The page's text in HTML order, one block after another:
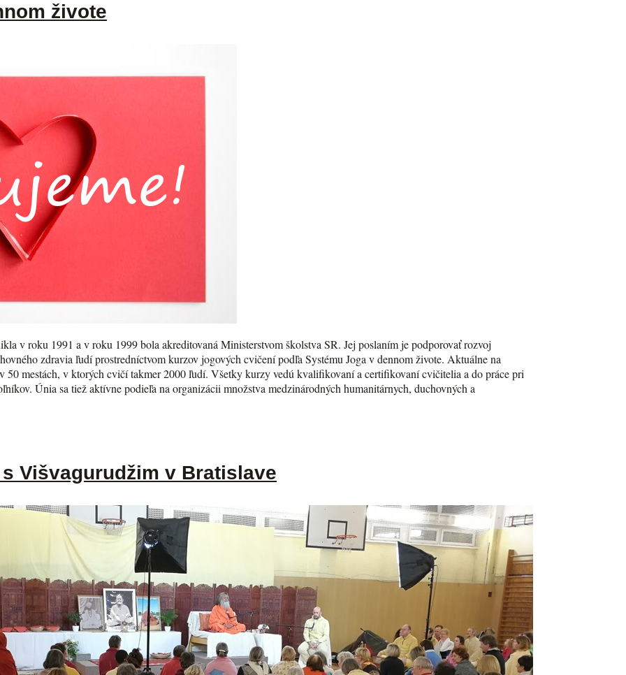
živote
v roku 1991 a v roku 1999 bola akreditovaná Ministerstvom školstva SR. Jej poslaním je podporovať rozvoj
zdravia ľudí prostredníctvom kurzov jogových cvičení podľa Systému Joga v dennom živote. Aktuálne na
50 mestách, v ktorých cvičí takmer 2000 ľudí. Všetky kurzy vedú kvalifikovaní a certifikovaní cvičitelia a do práce pri
Únia sa tiež aktívne podieľa na organizácii množstva medzinárodných humanitárnych, duchovných a
Višvagurudžim v Bratislave